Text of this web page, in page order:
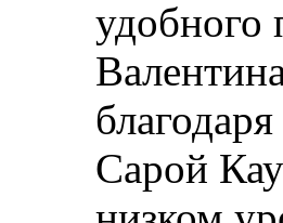
удобного
Сарой